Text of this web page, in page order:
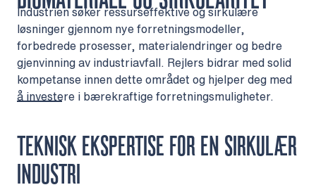
Industrien søker ressurseffektive og sirkulære
løsninger gjennom nye forretningsmodeller,
forbedrede prosesser, materialendringer og bedre
gjenvinning av industriavfall. Rejlers bidrar med solid
kompetanse innen dette området og hjelper deg med
å investere i bærekraftige forretningsmuligheter.
TEKNISK EKSPERTISE FOR EN SIRKULÆR
INDUSTRI